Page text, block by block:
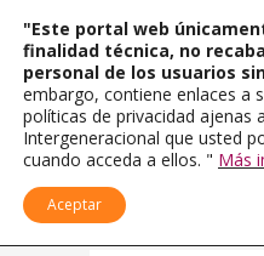
"Este portal web
finalidad técnica, no
personal de los usuarios
embargo, contiene enlaces a
políticas de privacidad ajenas
Intergeneracional que usted
cuando acceda a ellos. " Más
Aceptar